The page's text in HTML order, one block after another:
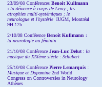
23/09/08 Conférences Benoit Kullmann
: la démence à corps de Lewy ; les
atrophies multi-systémiques ; le
neurologue et l'hystérie IUGM, Montréal
9H-12h
2/10/08 Conférence Benoit Kullmann :
la neurologie au féminin
21/10/08 Conférence Jean-Luc Delut : la
musique du XIXème siècle : Schubert
25/10/08 Conférence Pierre Lemarquis :
Musique et Dopamine2nd World
Congress on Controversies in Neurology
Athènes